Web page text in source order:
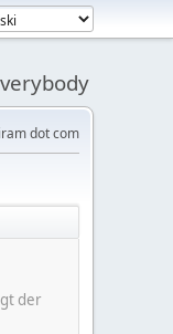
dot com
der